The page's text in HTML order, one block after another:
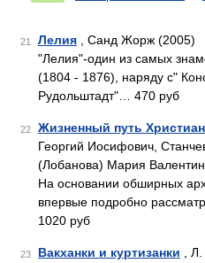
21 Лелия , Санд Жорж (2005)
"Лелия"-один из самых
(1804 - 1876), наряду с"
Рудольштадт"… 470 руб
22 Жизненный путь
Георгий Иосифович,
(Лобанова) Мария
На основании обширных
впервые подробно
1020 руб
23 Вакханки и куртизанки ,